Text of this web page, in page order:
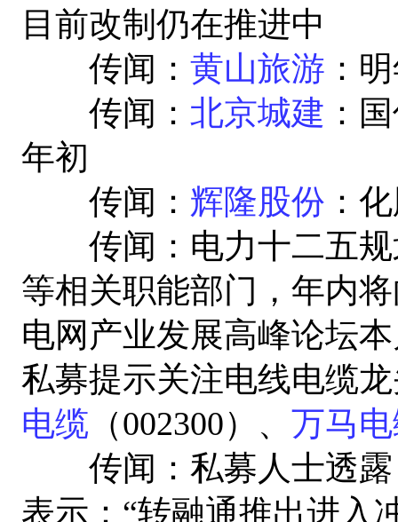
目前改制仍在推进中
传闻： 黄山旅游 ：
传闻： 北京城建 ：
年初
传闻： 辉隆股份 ：
传闻：电力十二五规
等相关职能部门，年内
电网产业发展高峰论坛
私募提示关注电线电缆
电缆 （002300）、 万马
传闻：私募人士透露
表示：“转融通推出进入